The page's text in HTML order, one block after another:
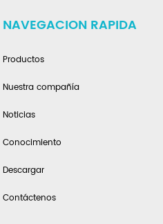
NAVEGACION RAPIDA
Productos
Nuestra compañía
Noticias
Conocimiento
Descargar
Contáctenos